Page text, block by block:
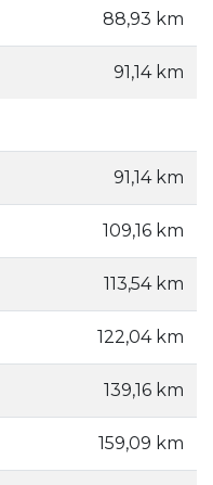
88,93 km
91,14 km
91,14 km
109,16 km
113,54 km
122,04 km
139,16 km
159,09 km